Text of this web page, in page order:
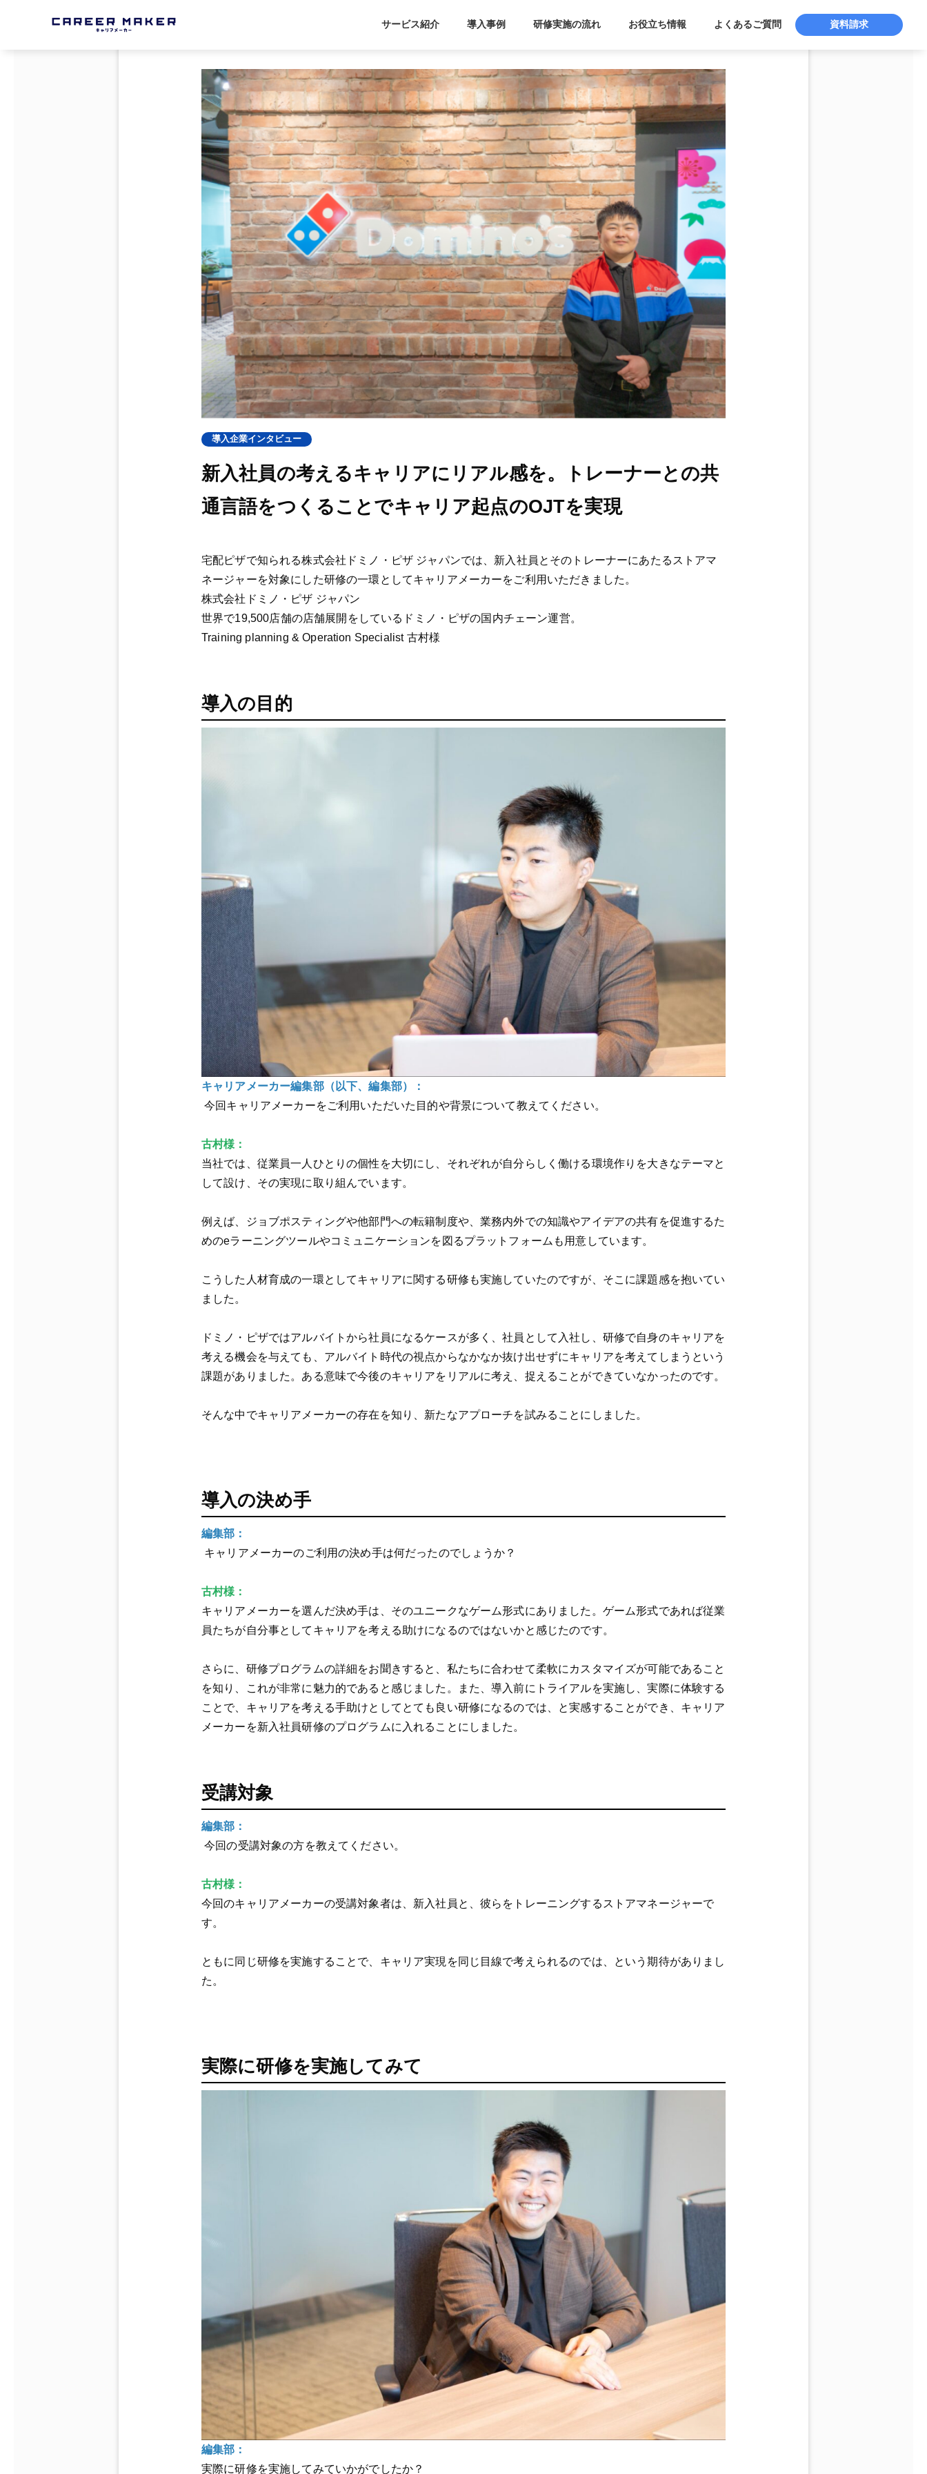
サービス紹介 導入事例 研修実施の流れ お役立ち情報 よくあるご質問 資料請求
導入企業インタビュー
新入社員の考えるキャリアにリアル感を。トレーナーとの共
通言語をつくることでキャリア起点のOJTを実現
宅配ピザで知られる株式会社ドミノ・ピザ ジャパンでは、新入社員とそのトレーナーにあたるストアマ
ネージャーを対象にした研修の一環としてキャリアメーカーをご利用いただきました。
株式会社ドミノ・ピザ ジャパン
世界で19,500店舗の店舗展開をしているドミノ・ピザの国内チェーン運営。
Training planning & Operation Specialist 古村様
導入の目的
キャリアメーカー編集部（以下、編集部）：
今回キャリアメーカーをご利用いただいた目的や背景について教えてください。
古村様：
当社では、従業員一人ひとりの個性を大切にし、それぞれが自分らしく働ける環境作りを大きなテーマと
して設け、その実現に取り組んでいます。
例えば、ジョブポスティングや他部門への転籍制度や、業務内外での知識やアイデアの共有を促進するた
めのeラーニングツールやコミュニケーションを図るプラットフォームも用意しています。
こうした人材育成の一環としてキャリアに関する研修も実施していたのですが、そこに課題感を抱いてい
ました。
ドミノ・ピザではアルバイトから社員になるケースが多く、社員として入社し、研修で自身のキャリアを
考える機会を与えても、アルバイト時代の視点からなかなか抜け出せずにキャリアを考えてしまうという
課題がありました。ある意味で今後のキャリアをリアルに考え、捉えることができていなかったのです。
そんな中でキャリアメーカーの存在を知り、新たなアプローチを試みることにしました。
導入の決め手
編集部：
キャリアメーカーのご利用の決め手は何だったのでしょうか？
古村様：
キャリアメーカーを選んだ決め手は、そのユニークなゲーム形式にありました。ゲーム形式であれば従業
員たちが自分事としてキャリアを考える助けになるのではないかと感じたのです。
さらに、研修プログラムの詳細をお聞きすると、私たちに合わせて柔軟にカスタマイズが可能であること
を知り、これが非常に魅力的であると感じました。また、導入前にトライアルを実施し、実際に体験する
ことで、キャリアを考える手助けとしてとても良い研修になるのでは、と実感することができ、キャリア
メーカーを新入社員研修のプログラムに入れることにしました。
受講対象
編集部：
今回の受講対象の方を教えてください。
古村様：
今回のキャリアメーカーの受講対象者は、新入社員と、彼らをトレーニングするストアマネージャーで
す。
ともに同じ研修を実施することで、キャリア実現を同じ目線で考えられるのでは、という期待がありまし
た。
実際に研修を実施してみて
編集部：
実際に研修を実施してみていかがでしたか？